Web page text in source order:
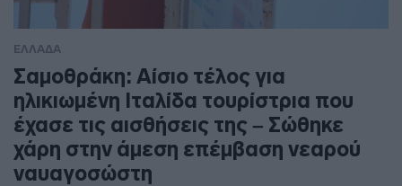
ΕΛΛΑΔΑ
Σαμοθράκη: Αίσιο τέλος για
ηλικιωμένη Ιταλίδα τουρίστρια που
έχασε τις αισθήσεις της – Σώθηκε
χάρη στην άμεση επέμβαση νεαρού
ναυαγοσώστη